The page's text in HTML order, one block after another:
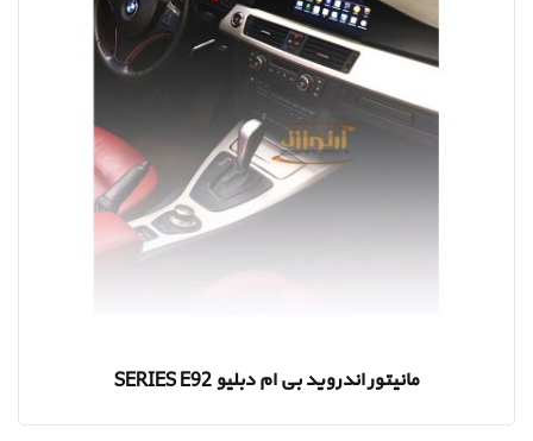
مانیتور اندروید بی ام دبلیو SERIES E92